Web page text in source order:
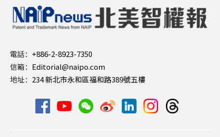
電話： +886-2-8923-7350
信箱： Editorial@naipo.com
地址： 234 新北市永和區福和路389號五樓